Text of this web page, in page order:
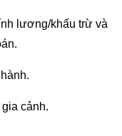
lương/khấu trừ và
cảnh.